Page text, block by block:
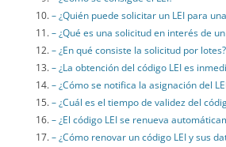
– ¿Quién puede solicitar un LEI para
– ¿Qué es una solicitud en interés de
– ¿En qué consiste la solicitud por lotes?
– ¿La obtención del código LEI es
– ¿Cómo se notifica la asignación del
– ¿Cuál es el tiempo de validez del
– ¿El código LEI se renueva
– ¿Cómo renovar un código LEI y sus